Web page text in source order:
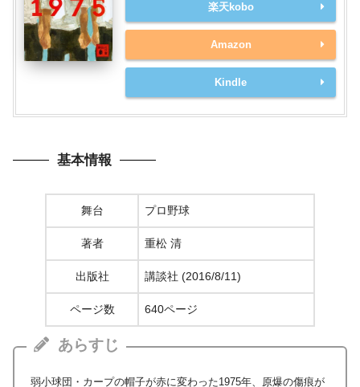
楽天kobo
Amazon
Kindle
基本情報
舞台 プロ野球
著者 重松 清
出版社 講談社 (2016/8/11)
ページ数 640ページ
あらすじ
弱小球団・カープの帽子が赤に変わった1975年、原爆の傷痕が